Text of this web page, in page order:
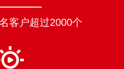
客户超过2000个